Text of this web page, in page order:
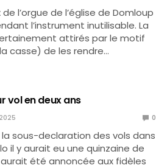
l’orgue de l’église de Domloup
l’instrument inutilisable. La
attirés par le motif
casse) de les rendre…
vol en deux ans
0
sous-declaration des vols dans
il y aurait eu une quinzaine de
été annoncée aux fidèles